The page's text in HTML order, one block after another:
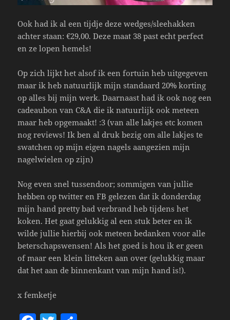
Ook had ik al een tijdje deze wedges/sleehakken
achter staan: €29,00. Deze maat 38 past echt perfect
en ze lopen hemels!
Op zich lijkt het alsof ik een fortuin heb uitgegeven
maar ik heb natuurlijk mijn standaard 20% korting
op alles bij mijn werk. Daarnaast had ik ook nog een
cadeaubon van C&A die ik natuurlijk ook meteen
maar heb opgemaakt! :3 (van alle lakjes etc komen
nog reviews! Ik ben al druk bezig om alle lakjes te
swatchen op mijn eigen nagels aangezien mijn
nagelwielen op zijn)
Nog even snel tussendoor; sommigen van jullie
hebben op twitter en FB gelezen dat ik donderdag
mijn hand pretty bad verbrand heb tijdens het
koken. Het gaat gelukkig al een stuk beter en ik
wilde jullie hierbij ook meteen bedanken voor alle
beterschapswensen! Als het goed is hou ik er geen
of maar een klein litteken aan over (gelukkig maar
dat het aan de binnenkant van mijn hand is!).
x femketje